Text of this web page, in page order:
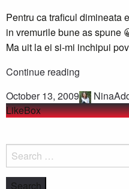
Pentru ca traficul dimineata
in vremurile bune as spune
Ma uit la ei si-mi inchipui
Continue reading
October 13, 2009
Nina
LikeBox